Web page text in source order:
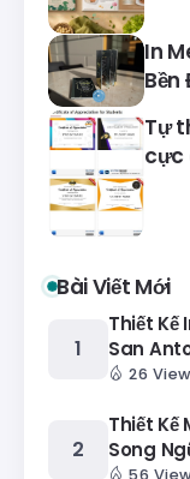
In
Bền
Tự
cực
Bài Viết Mới
Thiết Kế
San
26
Thiết Kế
Song
56